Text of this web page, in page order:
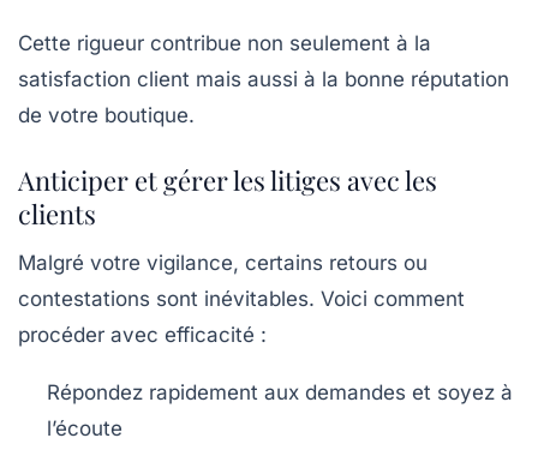
Cette rigueur contribue non seulement à la
satisfaction client mais aussi à la bonne réputation
de votre boutique.
Anticiper et gérer les litiges avec les
clients
Malgré votre vigilance, certains retours ou
contestations sont inévitables. Voici comment
procéder avec efficacité :
Répondez rapidement aux demandes et soyez à
l’écoute